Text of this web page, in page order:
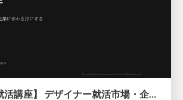
【デザイナー就活講座】 デザイナー就活市場・企業探し・ポートフォリオのポイント